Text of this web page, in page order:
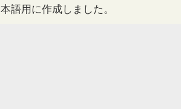
本語用に作成しました。